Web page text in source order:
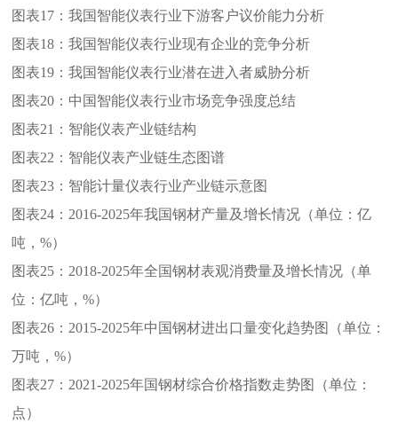
图表17：我国智能仪表行业下游客户议价能力分析
图表18：我国智能仪表行业现有企业的竞争分析
图表19：我国智能仪表行业潜在进入者威胁分析
图表20： 中国智能仪表行业市场竞争强度总结
图表21： 智能仪表产业链结构
图表22： 智能仪表产业链生态图谱
图表23： 智能计量仪表行业产业链示意图
图表24： 2016-2025年我国钢材产量及增长情况（单位：亿
吨，%）
图表25： 2018-2025年全国钢材表观消费量及增长情况（单
位：亿吨，%）
图表26： 2015-2025年中国钢材进出口量变化趋势图（单位：
万吨，%）
图表27： 2021-2025年国钢材综合价格指数走势图（单位：
点）